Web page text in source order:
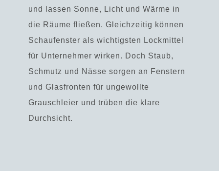
und lassen Sonne, Licht und Wärme in
die Räume fließen. Gleichzeitig können
Schaufenster als wichtigsten Lockmittel
für Unternehmer wirken. Doch Staub,
Schmutz und Nässe sorgen an Fenstern
und Glasfronten für ungewollte
Grauschleier und trüben die klare
Durchsicht.